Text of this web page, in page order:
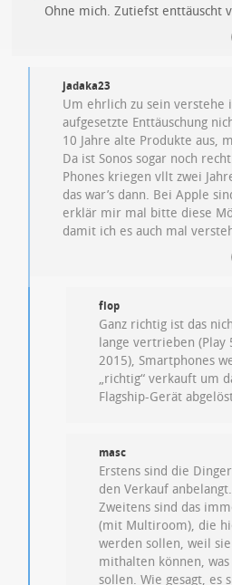
Ohne mich. Zutiefst enttäuscht
jadaka23
Um ehrlich zu sein verstehe
aufgesetzte Enttäuschung
10 Jahre alte Produkte aus,
Da ist Sonos sogar noch
Phones kriegen vllt zwei
das war’s dann. Bei Apple
erklär mir mal bitte diese
damit ich es auch mal
flop
Ganz richtig ist das
lange vertrieben (Play
2015), Smartphones
„richtig“ verkauft um
Flagship-Gerät
masc
Erstens sind die
den Verkauf anbelangt.
Zweitens sind das
(mit Multiroom), die
werden sollen, weil
mithalten können,
sollen. Wie gesagt, es